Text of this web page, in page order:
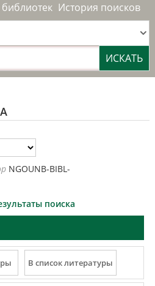
История поисков
NGOUNB-BIBL-
поиска